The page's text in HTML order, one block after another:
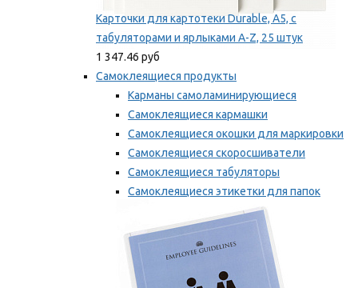
Карточки для картотеки Durable, A5, с
табуляторами и ярлыками A-Z, 25 штук
1 347.46 руб
Самоклеящиеся продукты
Карманы самоламинирующиеся
Самоклеящиеся кармашки
Самоклеящиеся окошки для маркировки
Самоклеящиеся скоросшиватели
Самоклеящиеся табуляторы
Самоклеящиеся этикетки для папок
Таблички для маркировки
Мы рекомендуем